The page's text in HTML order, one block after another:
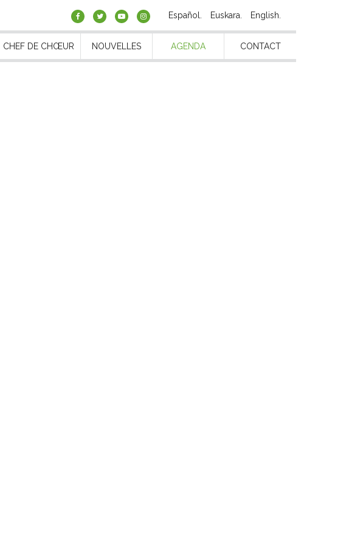
Español Euskara English
CHEF DE CHŒUR NOUVELLES AGENDA CONTACT